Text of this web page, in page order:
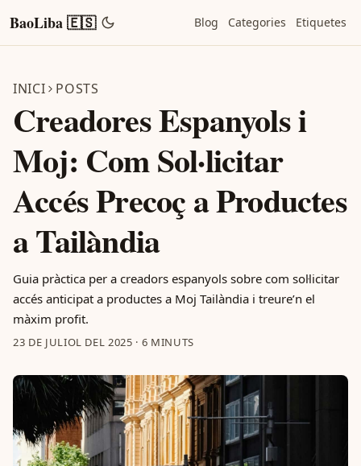
BaoLiba 🇪🇸 Blog Categories Etiquetes
INICI POSTS
Creadores Espanyols i
Moj: Com Sol·licitar
Accés Precoç a Productes
a Tailàndia
Guia pràctica per a creadors espanyols sobre com sol·licitar
accés anticipat a productes a Moj Tailàndia i treure’n el
màxim profit.
23 DE JULIOL DEL 2025 · 6 MINUTS